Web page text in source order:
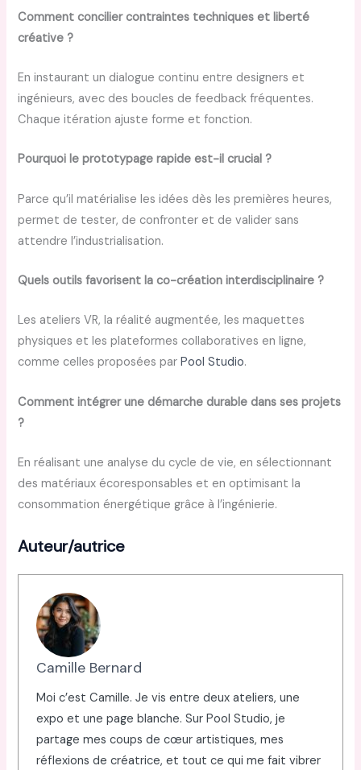
Comment concilier contraintes techniques et liberté
créative ?
En instaurant un dialogue continu entre designers et
ingénieurs, avec des boucles de feedback fréquentes.
Chaque itération ajuste forme et fonction.
Pourquoi le prototypage rapide est-il crucial ?
Parce qu’il matérialise les idées dès les premières heures,
permet de tester, de confronter et de valider sans
attendre l’industrialisation.
Quels outils favorisent la co-création interdisciplinaire ?
Les ateliers VR, la réalité augmentée, les maquettes
physiques et les plateformes collaboratives en ligne,
comme celles proposées parPool Studio.
Comment intégrer une démarche durable dans ses projets
?
En réalisant une analyse du cycle de vie, en sélectionnant
des matériaux écoresponsables et en optimisant la
consommation énergétique grâce à l’ingénierie.
Auteur/autrice
Camille Bernard
Moi c’est Camille. Je vis entre deux ateliers, une
expo et une page blanche. Sur Pool Studio, je
partage mes coups de cœur artistiques, mes
réflexions de créatrice, et tout ce qui me fait vibrer